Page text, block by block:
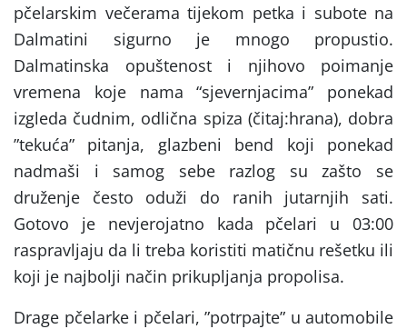
pčelarskim večerama tijekom petka i subote na
Dalmatini sigurno je mnogo propustio.
Dalmatinska opuštenost i njihovo poimanje
vremena koje nama “sjevernjacima” ponekad
izgleda čudnim, odlična spiza (čitaj:hrana), dobra
”tekuća” pitanja, glazbeni bend koji ponekad
nadmaši i samog sebe razlog su zašto se
druženje često oduži do ranih jutarnjih sati.
Gotovo je nevjerojatno kada pčelari u 03:00
raspravljaju da li treba koristiti matičnu rešetku ili
koji je najbolji način prikupljanja propolisa.
Drage pčelarke i pčelari, ”potrpajte” u automobile